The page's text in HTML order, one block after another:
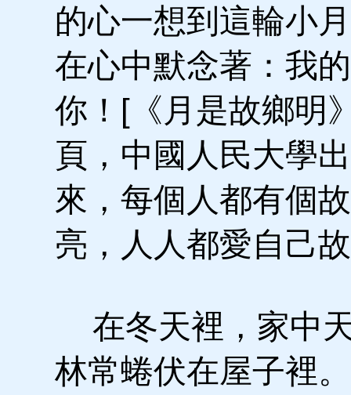
的心一想到這輪小
在心中默念著：我
你！[《月是故鄉明
頁，中國人民大學
來，每個人都有個
亮，人人都愛自己
在冬天裡，家中
林常蜷伏在屋子裡